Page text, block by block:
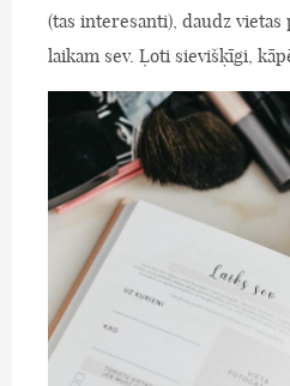
(tas interesanti), daudz
laikam sev. Ļoti sievišķīgi,